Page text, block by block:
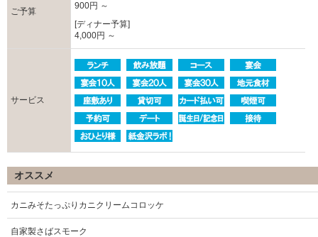
ご予算
900円 ～
[ディナー予算]
4,000円 ～
サービス
オススメ
カニみそたっぷりカニクリームコロッケ
自家製さばスモーク